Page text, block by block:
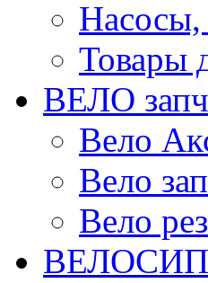
Насосы,
Товары
ВЕЛО
Вело
Вело
Вело